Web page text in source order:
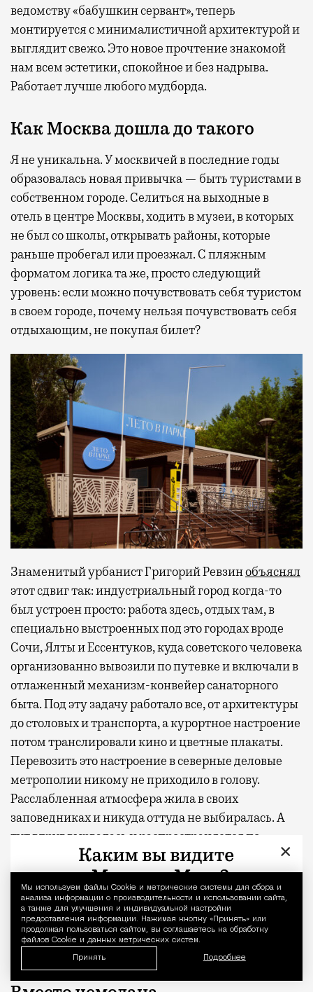
Уведомление
Мы используем файлы Сookie и метрические системы для сбора и
анализа информации о производительности и использовании сайта,
а также для улучшения и индивидуальной настройки
предоставления информации. Нажимая кнопку «Принять» или
продолжая пользоваться сайтом, вы соглашаетесь на обработку
файлов Cookie и данных метрических систем.
Принять Подробнее
ведомству «бабушкин сервант», теперь
монтируется с минималистичной архитектурой и
выглядит свежо. Это новое прочтение знакомой
нам всем эстетики, спокойное и без надрыва.
Работает лучше любого мудборда.
Как Москва дошла до такого
Я не уникальна. У москвичей в последние годы
образовалась новая привычка — быть туристами в
собственном городе. Селиться на выходные в
отель в центре Москвы, ходить в музеи, в которых
не был со школы, открывать районы, которые
раньше пробегал или проезжал. С пляжным
форматом логика та же, просто следующий
уровень: если можно почувствовать себя туристом
в своем городе, почему нельзя почувствовать себя
отдыхающим, не покупая билет?
Знаменитый урбанист Григорий Ревзинобъяснял
этот сдвиг так: индустриальный город когда-то
был устроен просто: работа здесь, отдых там, в
специально выстроенных под это городах вроде
Сочи, Ялты и Ессентуков, куда советского человека
организованно вывозили по путевке и включали в
отлаженный механизм-конвейер санаторного
быта. Под эту задачу работало все, от архитектуры
до столовых и транспорта, а курортное настроение
потом транслировали кино и цветные плакаты.
Перевозить это настроение в северные деловые
метрополии никому не приходило в голову.
Расслабленная атмосфера жила в своих
заповедниках и никуда оттуда не выбиралась. А
тут вдруг вырвалась и распространяется по
мировым столицам — и Москва оказалась в числе
лидеров. Добавьте сюда людей, у которых
размылись границы рабочего дня, а вместе с ними
и само понятие отпуска — и вот бассейн в парке с
рабочим Wi-Fi выглядит не курьезом, а точным
ответом на запрос.
×